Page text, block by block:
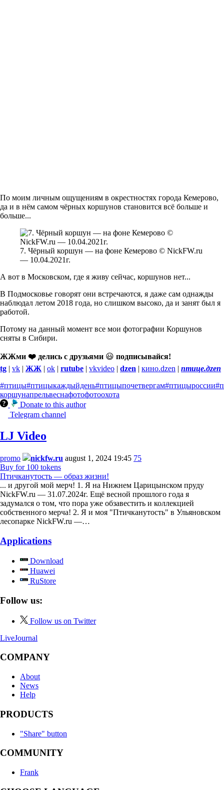
По моим личным ощущениям в окрестностях города Кемерово,
да и в нём самом чёрных коршунов становится всё больше и
больше...
7. Чёрный коршун — на фоне Кемерово © NickFW.ru
— 10.04.2021г.
А вот в Московском, где я живу сейчас, коршунов нет...
В Подмосковье говорят они встречаются, я даже сам однажды
наблюдал летом 2018 года, но слишком высоко, да и занят был я
работой.
Потому на данный момент все мои фотографии Коршунов
сняты в Сибири.
ЖЖми ❤️ делись с друзьями 😃 подписывайся!
tg | vk | ЖЖ | ok | rutube | vkvideo | dzen | кино.dzen | птице.дzen
#птицы#птицыкаждыйдень#птицыпочетвергам#птицыроссии
коршунапрельвеснафотофотоохота
Donate to this author
Telegram channel
LJ Video
promo nickfw.ru august 1, 2024 19:45 75
Buy for 100 tokens
Птичканутость — образ жизни!
... и другой мой мерч! 1. Я на Нижнем Царицынском пруду
NickFW.ru — 31.07.2024г. Ещё весной прошлого года я
задумался о том, что пора уже обзавестить и коллекцией
собственного мерча! 2. Я и моя "Птичканутость" в Ульяновском
лесопарке NickFW.ru —…
Applications
Download
Huawei
RuStore
Follow us:
Follow us on Twitter
LiveJournal
COMPANY
About
News
Help
PRODUCTS
"Share" button
COMMUNITY
Frank